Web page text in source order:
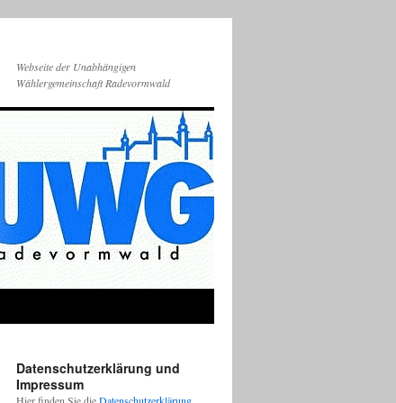
Webseite der Unabhängigen
Wählergemeinschaft Radevormwald
Datenschutzerklärung und
Impressum